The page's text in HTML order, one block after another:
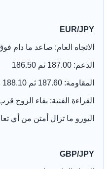
EUR/JPY
الاتجاه العام: صاعد ما دام فوق
الدعم: 187.00 ثم 186.50
المقاومة: 187.60 ثم 188.10
القراءة الفنية: بقاء الزوج
اليورو ما تزال أمتن من أي
GBP/JPY